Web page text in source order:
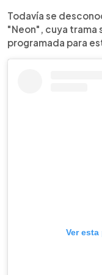
Todavía se
"Neon", cuya trama
programada para
Ver